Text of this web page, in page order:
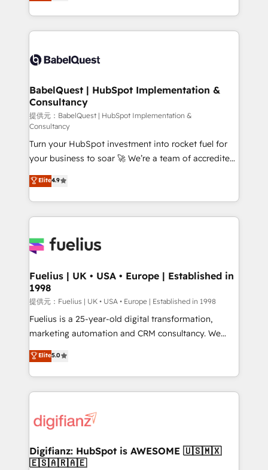
Migration Excellence HubSpot Impact Award -
accreditations with HubSpot.
implementation, reports, workflows, and team
training • CRM migration from Salesforce, Pipedrive,
custom API integrations with ERP (and other
operations A little about us: • Boutique 'Elite' team of
12 • 150+ clients across Sales Hub, Marketing Hub,
Service Hub, Data Hub and CMS • ISO/IEC
27001:2022, ISO 9001:2015, and ISO 42001:2023
certified - the AI management standard • GuardHub:
our AI governance framework, built on ISO 42001
Ready for the next step? Click the 👈 '𝗖𝗼𝗻𝘁𝗮𝗰𝘁
𝗯𝘂𝘀𝗶𝗻𝗲𝘀𝘀' button to get in touch (𝘸𝘦'𝘳𝘦 𝘴𝘶𝘱𝘦𝘳
𝘳𝘦𝘴𝘱𝘰𝘯𝘴𝘪𝘷𝘦)
BabelQuest | HubSpot Implementation &
Consultancy
提供元：BabelQuest | HubSpot Implementation &
Consultancy
Turn your HubSpot investment into rocket fuel for
your business to soar 🚀 We’re a team of accredited
HubSpot experts ready to help you. We can
implement the platform into complex business
environments, optimise what you've got and make
sure you can actually use it, build your website in
for you and execute it on HubSpot. We are on the
framework, meaning we've been accredited by
HubSpot and vetted by the CCS, which means we
can support public sector companies as well the
other ones listed in our profile. Our services: -
HubSpot implementation - HubSpot CMS website
is there for you to: - Grow revenue, and run your
business more efficiently - Build stronger
more people - Get the most out of your HubSpot
investment
Elite4.9
Fuelius | UK • USA • Europe | Established in
1998
提供元：Fuelius | UK • USA • Europe | Established in 1998
Fuelius is a 25-year-old digital transformation,
marketing automation and CRM consultancy. We
enable mid-market and enterprise clients to
maximise their return from digital and fuel their
growth. We modernise platforms, streamline
operations that are causing inefficiencies, improve
supercharge revenue operations Key services: • CRM
Transformation / Web Development • RevOps &
Sales Consulting • Marketing Automation What
Elite5.0
Digifianz: HubSpot is AWESOME 🇺🇸🇲🇽
🇪🇸🇦🇷🇦🇪